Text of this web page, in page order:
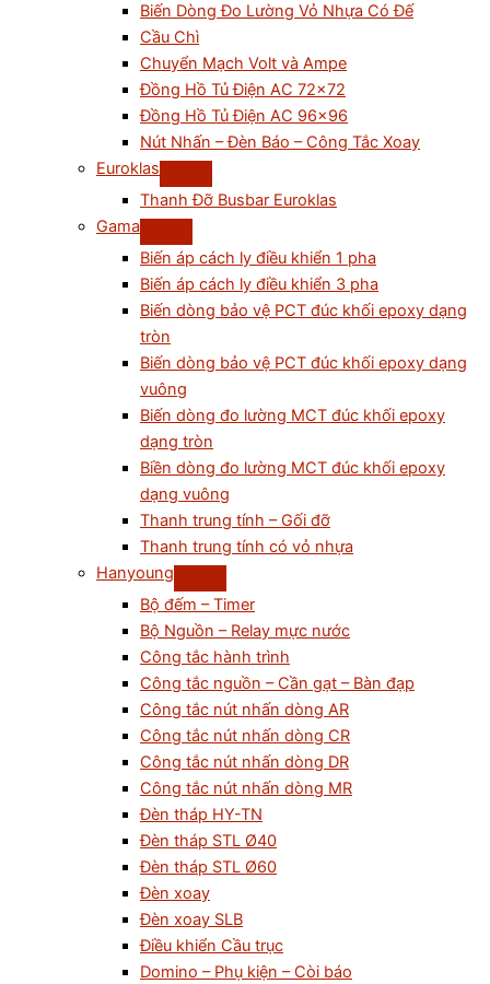
Biến Dòng Đo Lường Vỏ Nhựa Có Đế
Cầu Chì
Chuyển Mạch Volt và Ampe
Đồng Hồ Tủ Điện AC 72×72
Đồng Hồ Tủ Điện AC 96×96
Nút Nhấn – Đèn Báo – Công Tắc Xoay
Euroklas
Thanh Đỡ Busbar Euroklas
Gama
Biến áp cách ly điều khiển 1 pha
Biến áp cách ly điều khiển 3 pha
Biến dòng bảo vệ PCT đúc khối epoxy dạng
tròn
Biến dòng bảo vệ PCT đúc khối epoxy dạng
vuông
Biến dòng đo lường MCT đúc khối epoxy
dạng tròn
Biền dòng đo lường MCT đúc khối epoxy
dạng vuông
Thanh trung tính – Gối đỡ
Thanh trung tính có vỏ nhựa
Hanyoung
Bộ đếm – Timer
Bộ Nguồn – Relay mực nước
Công tắc hành trình
Công tắc nguồn – Cần gạt – Bàn đạp
Công tắc nút nhấn dòng AR
Công tắc nút nhấn dòng CR
Công tắc nút nhấn dòng DR
Công tắc nút nhấn dòng MR
Đèn tháp HY-TN
Đèn tháp STL Ø40
Đèn tháp STL Ø60
Đèn xoay
Đèn xoay SLB
Điều khiển Cầu trục
Domino – Phụ kiện – Còi báo